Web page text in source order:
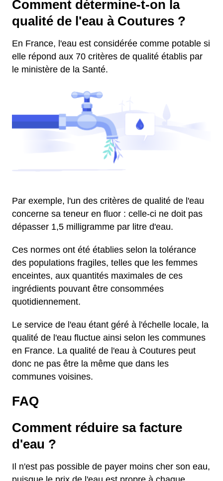
Comment détermine-t-on la
qualité de l'eau à Coutures ?
En France, l'eau est considérée comme potable si
elle répond aux 70 critères de qualité établis par
le ministère de la Santé.
Par exemple, l'un des critères de qualité de l'eau
concerne sa teneur en fluor : celle-ci ne doit pas
dépasser 1,5 milligramme par litre d'eau.
Ces normes ont été établies selon la tolérance
des populations fragiles, telles que les femmes
enceintes, aux quantités maximales de ces
ingrédients pouvant être consommées
quotidiennement.
Le service de l'eau étant géré à l'échelle locale, la
qualité de l'eau fluctue ainsi selon les communes
en France. La qualité de l'eau à Coutures peut
donc ne pas être la même que dans les
communes voisines.
FAQ
Comment réduire sa facture
d'eau ?
Il n'est pas possible de payer moins cher son eau,